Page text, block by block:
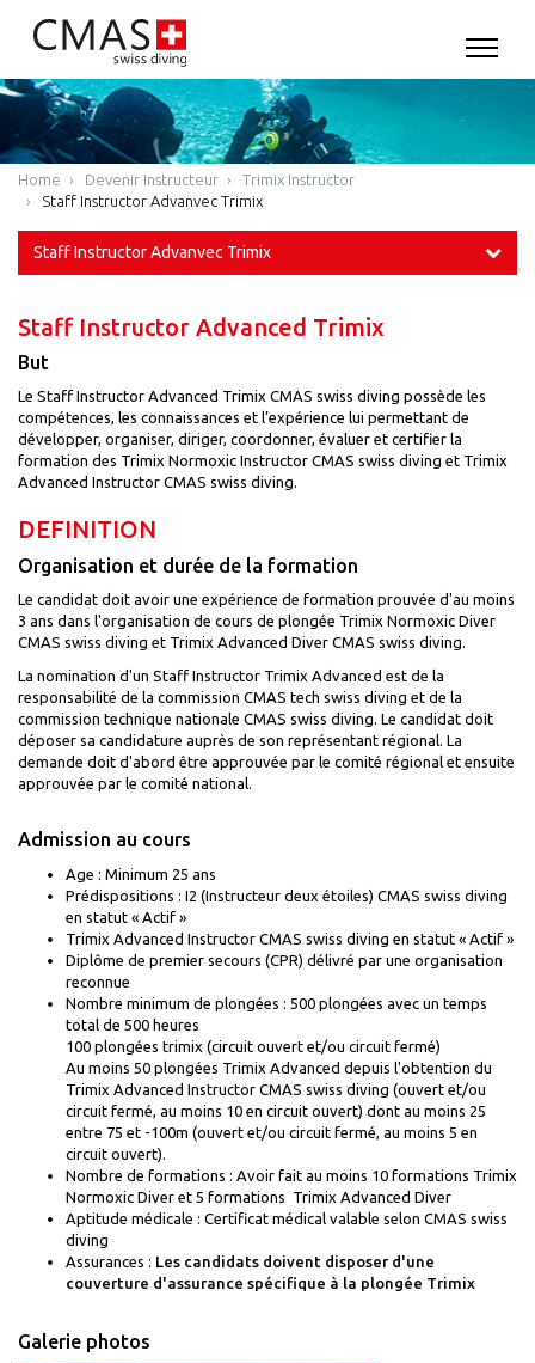
Home Devenir Instructeur
Trimix Instructor
Staff Instructor Advanvec Trimix
Staff Instructor Advanvec Trimix
Staff Instructor Advanced Trimix
But
Le Staff Instructor Advanced Trimix CMAS swiss diving possède les
compétences, les connaissances et l’expérience lui permettant de
développer, organiser, diriger, coordonner, évaluer et certifier la
formation des Trimix Normoxic Instructor CMAS swiss diving et Trimix
Advanced Instructor CMAS swiss diving.
DEFINITION
Organisation et durée de la formation
Le candidat doit avoir une expérience de formation prouvée d'au moins
3 ans dans l'organisation de cours de plongée Trimix Normoxic Diver
CMAS swiss diving et Trimix Advanced Diver CMAS swiss diving.
La nomination d'un Staff Instructor Trimix Advanced est de la
responsabilité de la commission CMAS tech swiss diving et de la
commission technique nationale CMAS swiss diving. Le candidat doit
déposer sa candidature auprès de son représentant régional. La
demande doit d'abord être approuvée par le comité régional et ensuite
approuvée par le comité national.
Admission au cours
Age : Minimum 25 ans
Prédispositions : I2 (Instructeur deux étoiles) CMAS swiss diving
en statut « Actif »
Trimix Advanced Instructor CMAS swiss diving en statut « Actif »
Diplôme de premier secours (CPR) délivré par une organisation
reconnue
Nombre minimum de plongées : 500 plongées avec un temps
total de 500 heures
100 plongées trimix (circuit ouvert et/ou circuit fermé)
Au moins 50 plongées Trimix Advanced depuis l'obtention du
Trimix Advanced Instructor CMAS swiss diving (ouvert et/ou
circuit fermé, au moins 10 en circuit ouvert) dont au moins 25
entre 75 et -100m (ouvert et/ou circuit fermé, au moins 5 en
circuit ouvert).
Nombre de formations : Avoir fait au moins 10 formations Trimix
Normoxic Diver et 5 formations Trimix Advanced Diver
Aptitude médicale : Certificat médical valable selon CMAS swiss
diving
Assurances : Les candidats doivent disposer d'une
couverture d'assurance spécifique à la plongée Trimix
Galerie photos